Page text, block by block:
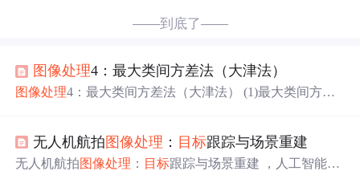
——到底了——
图像处理4：最大类间方差法（大津法）
图像处理4：最大类间方差法（大津法） (1)最大类间方差
是根据图像的灰度特性,将图像分为前景和背景两个部分。
当取最佳國值时,两部分之间的差别应该是最大的,在OTSU
无人机航拍图像处理 ： 目标跟踪与场景重建
无人机航拍图像处理 ： 目标跟踪与场景重建 ，人工智能，